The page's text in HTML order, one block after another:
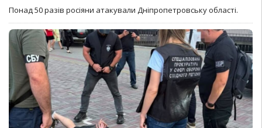
Понад 50 разів росіяни атакували Дніпропетровську області.